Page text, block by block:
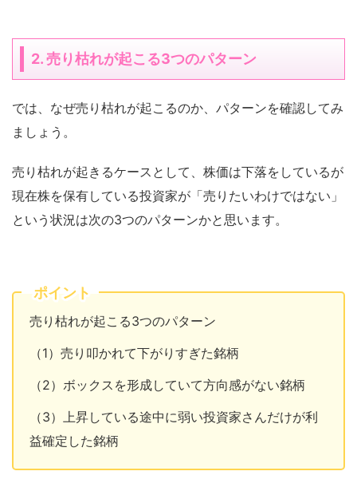
2. 売り枯れが起こる3つのパターン
では、なぜ売り枯れが起こるのか、パターンを確認してみ
ましょう。
売り枯れが起きるケースとして、株価は下落をしているが
現在株を保有している投資家が「売りたいわけではない」
という状況は次の3つのパターンかと思います。
ポイント
売り枯れが起こる3つのパターン
（1）売り叩かれて下がりすぎた銘柄
（2）ボックスを形成していて方向感がない銘柄
（3）上昇している途中に弱い投資家さんだけが利
益確定した銘柄